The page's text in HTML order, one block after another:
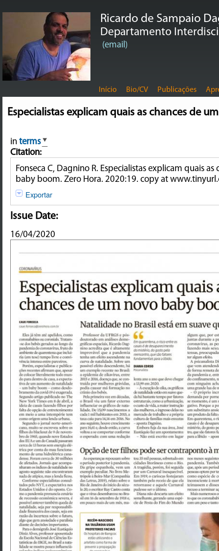
Ricardo de Sampaio
Departamento
(email)
Início Bio/CV Publicações
Especialistas explicam quais as chances de
interms
Citation:
Fonseca C, Dagnino R. Especialistas explicam quais
baby boom. Zero Hora. 2020:19. copy at
Exportar
Issue Date:
16/04/2020